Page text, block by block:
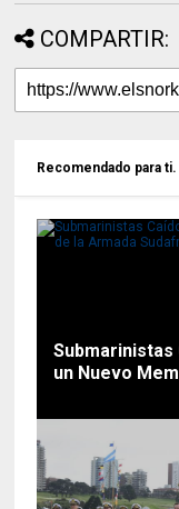
COMPARTIR:
Recomendado para ti.
Submarinistas
un Nuevo